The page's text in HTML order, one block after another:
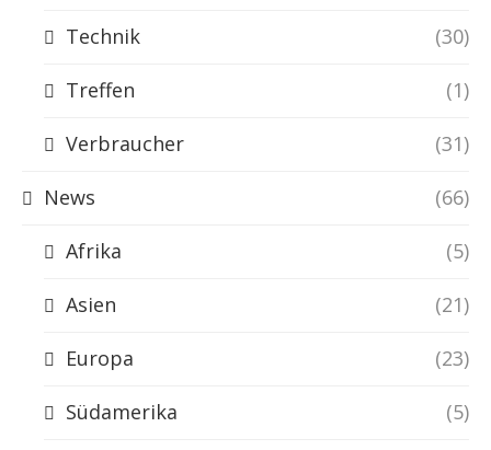
Technik (30)
Treffen (1)
Verbraucher (31)
News (66)
Afrika (5)
Asien (21)
Europa (23)
Südamerika (5)